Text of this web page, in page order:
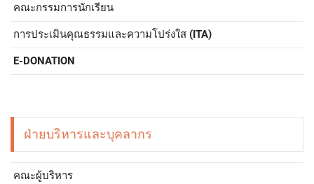
คณะกรรมการนักเรียน
การประเมินคุณธรรมและความโปร่งใส (ITA)
E-DONATION
ฝ่ายบริหารและบุคลากร
คณะผู้บริหาร